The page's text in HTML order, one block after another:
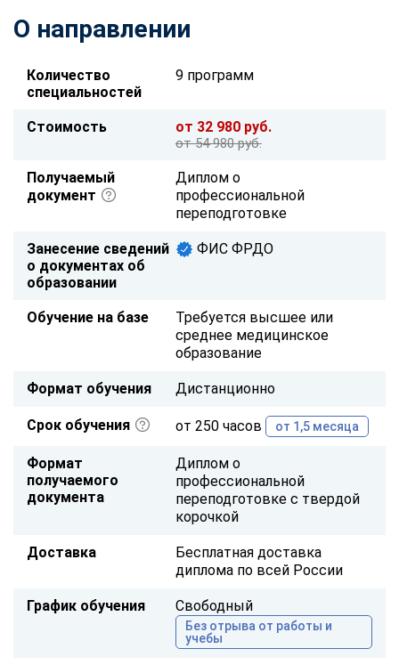
О направлении
Количество
специальностей
9 программ
Стоимость от 32 980 руб.
от 54 980 руб.
Получаемый
документ
Диплом о
профессиональной
переподготовке
Занесение сведений
о документах об
образовании
ФИС ФРДО
Обучение на базе
Требуется высшее или
среднее медицинское
образование
Формат обучения Дистанционно
Срок обучения от 250 часов от 1,5 месяца
Формат
получаемого
документа
Диплом о
профессиональной
переподготовке с твердой
корочкой
Доставка
Бесплатная доставка
диплома по всей России
График обучения Свободный
Без отрыва от работы и
учебы